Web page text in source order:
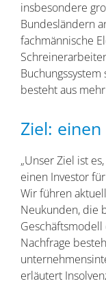
insbesondere
Bundesländern
fachmännische
besteht aus
Ziel:
„Unser Ziel ist
einen Investor
Wir führen
Neukunden, die
Nachfrage
erläutert